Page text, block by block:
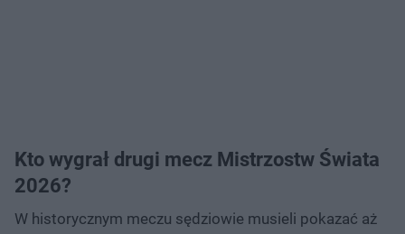
Kto wygrał drugi mecz Mistrzostw Świata
2026?
W historycznym meczu sędziowie musieli pokazać aż